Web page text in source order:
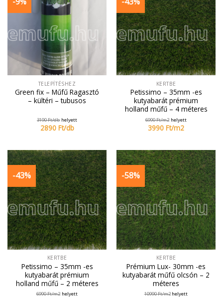
TELEPÍTÉSHEZ
Green fix – Műfű Ragasztó
– kültéri – tubusos
3190Ft/db helyett
2890 Ft/db
KERTBE
Petissimo – 35mm -es
kutyabarát prémium
holland műfű – 4 méteres
6990Ft/m2 helyett
3990 Ft/m2
-43%
KERTBE
Petissimo – 35mm -es
kutyabarát prémium
holland műfű – 2 méteres
6990Ft/m2 helyett
-58%
KERTBE
Prémium Lux- 30mm -es
kutyabarát műfű olcsón – 2
méteres
10990Ft/m2 helyett